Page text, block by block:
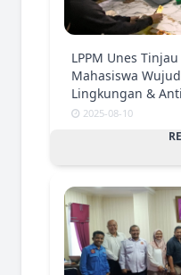
LPPM Unes
Mahasiswa
Lingkungan &
2025-08-10